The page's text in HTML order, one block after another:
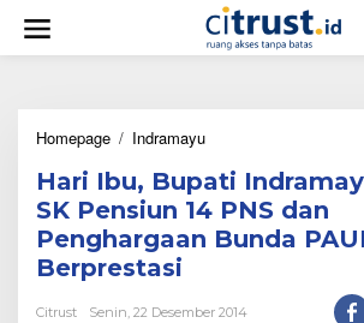
w
Homepage / Indramayu
r
i
I
B
Hari Ibu, Bupati
SK Pensiun 14 PNS dan
Penghargaan Bunda
Berprestasi
Citrust Senin, 22 Desember 2014